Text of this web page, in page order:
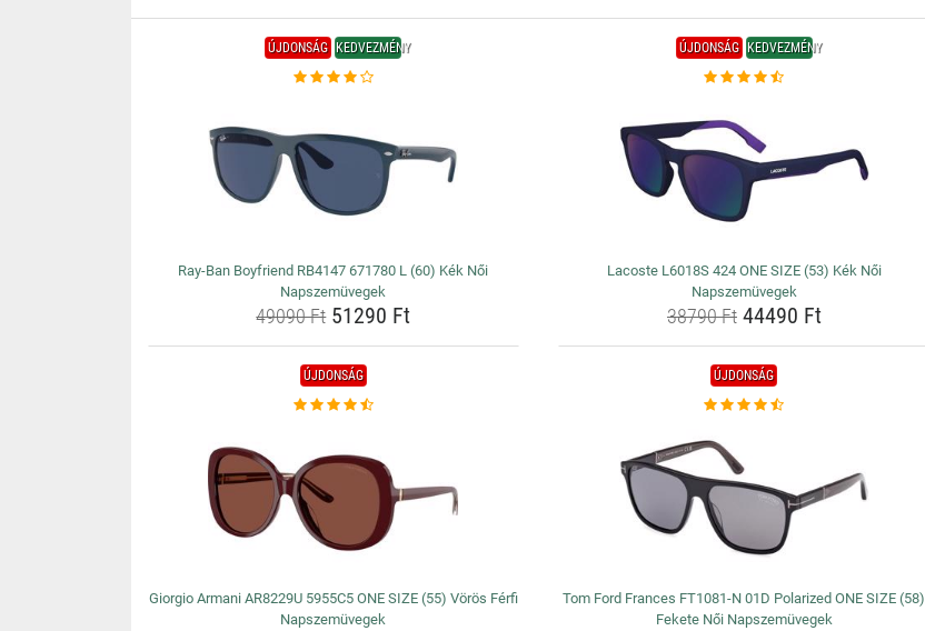
ÚJDONSÁG KEDVEZMÉNY
Ray-Ban Boyfriend RB4147 671780 L (60) Kék Női
Napszemüvegek
49090 Ft51290 Ft
ÚJDONSÁG KEDVEZMÉNY
Lacoste L6018S 424 ONE SIZE (53) Kék Női
Napszemüvegek
38790 Ft44490 Ft
ÚJDONSÁG
Giorgio Armani AR8229U 5955C5 ONE SIZE (55) Vörös Férfi
Napszemüvegek
ÚJDONSÁG
Tom Ford Frances FT1081-N 01D Polarized ONE SIZE (58)
Fekete Női Napszemüvegek